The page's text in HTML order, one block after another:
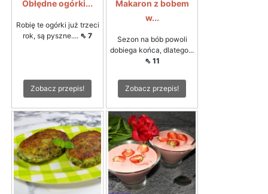
Obłędne ogórki...
Robię te ogórki już trzeci
rok, są pyszne.... ⇖ 7
Zobacz przepis!
Makaron z bobem
w...
Sezon na bób powoli
dobiega końca, dlatego...
⇖ 11
Zobacz przepis!